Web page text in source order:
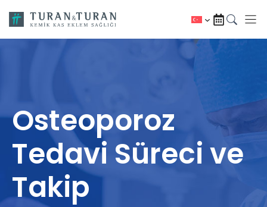
atla
Osteoporoz
Tedavi Süreci ve
Takip